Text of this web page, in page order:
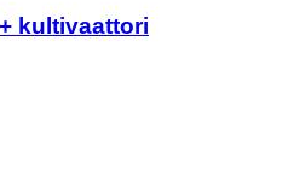
kultivaattori